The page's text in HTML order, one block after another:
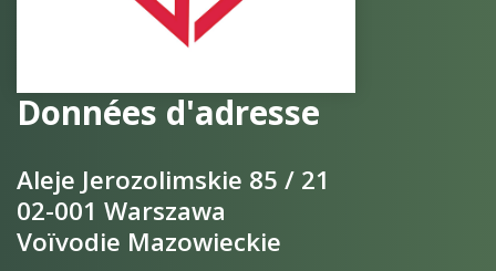
Données d'adresse
Aleje Jerozolimskie 85 / 21
02-001 Warszawa
Voïvodie Mazowieckie